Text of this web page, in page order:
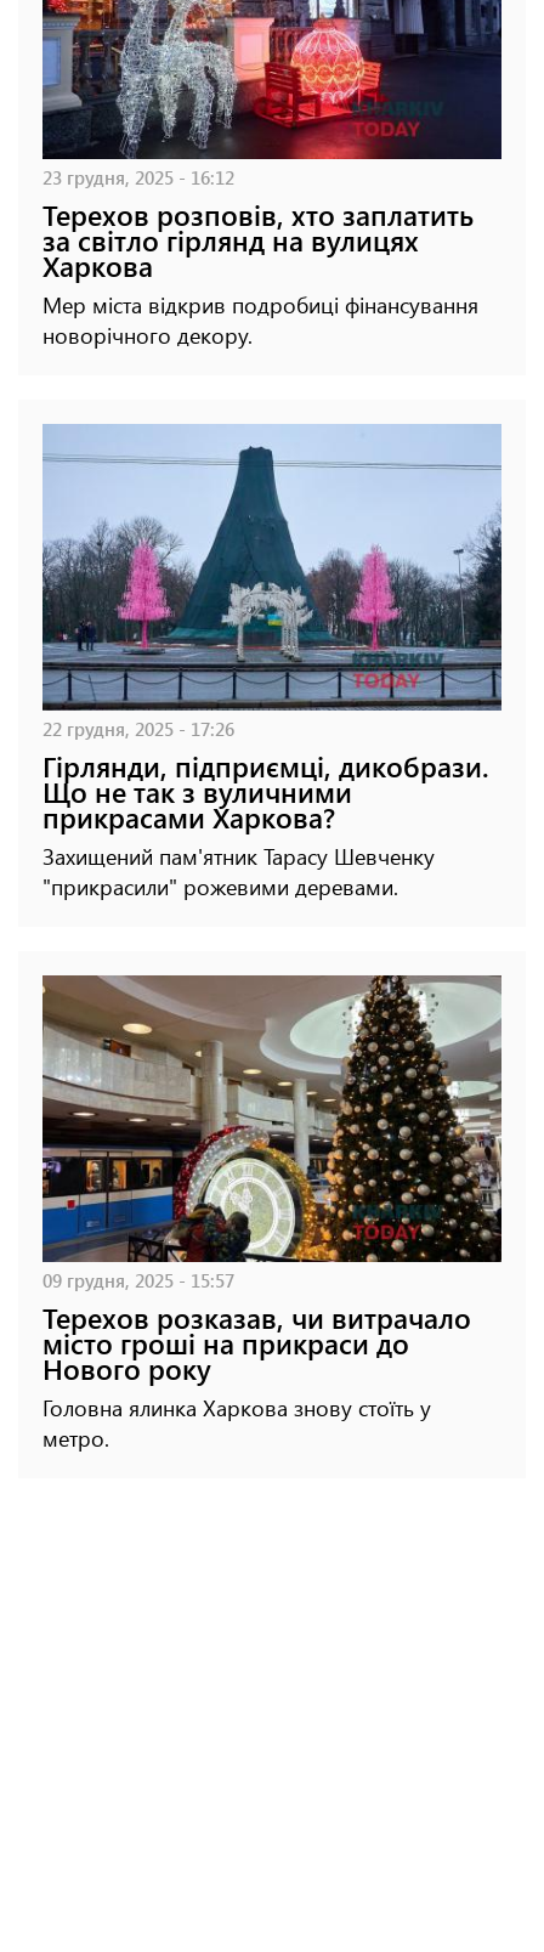
23 грудня, 2025 - 16:12
Терехов розповів, хто заплатить
за світло гірлянд на вулицях
Харкова
Мер міста відкрив подробиці фінансування
новорічного декору.
22 грудня, 2025 - 17:26
Гірлянди, підприємці, дикобрази.
Що не так з вуличними
прикрасами Харкова?
Захищений пам'ятник Тарасу Шевченку
"прикрасили" рожевими деревами.
09 грудня, 2025 - 15:57
Терехов розказав, чи витрачало
місто гроші на прикраси до
Нового року
Головна ялинка Харкова знову стоїть у
метро.